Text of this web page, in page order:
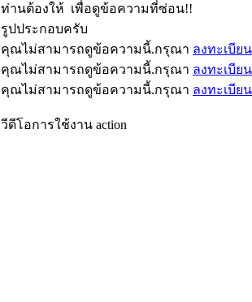
ท่านต้องให้ เพื่อดูข้อความที่ซ่อน!!
รูปประกอบครับ
คุณไม่สามารถดูข้อความนี้.กรุณา ลงทะเบียน
คุณไม่สามารถดูข้อความนี้.กรุณา ลงทะเบียน
คุณไม่สามารถดูข้อความนี้.กรุณา ลงทะเบียน
วีดีโอการใช้งาน action